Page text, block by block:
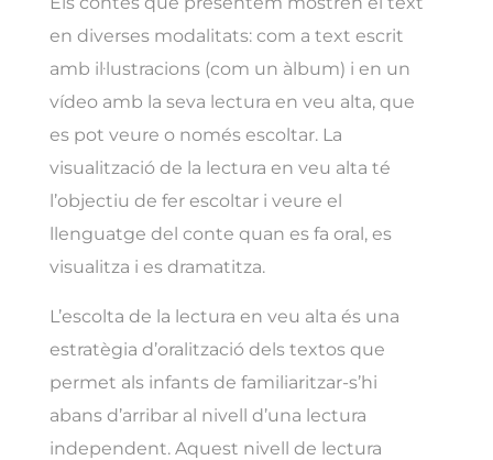
en diverses modalitats: com a text escrit
amb il·lustracions (com un àlbum) i en un
vídeo amb la seva lectura en veu alta, que
es pot veure o només escoltar. La
visualització de la lectura en veu alta té
l’objectiu de fer escoltar i veure el
llenguatge del conte quan es fa oral, es
visualitza i es dramatitza.
L’escolta de la lectura en veu alta és una
estratègia d’oralització dels textos que
permet als infants de familiaritzar-s’hi
abans d’arribar al nivell d’una lectura
independent. Aquest nivell de lectura